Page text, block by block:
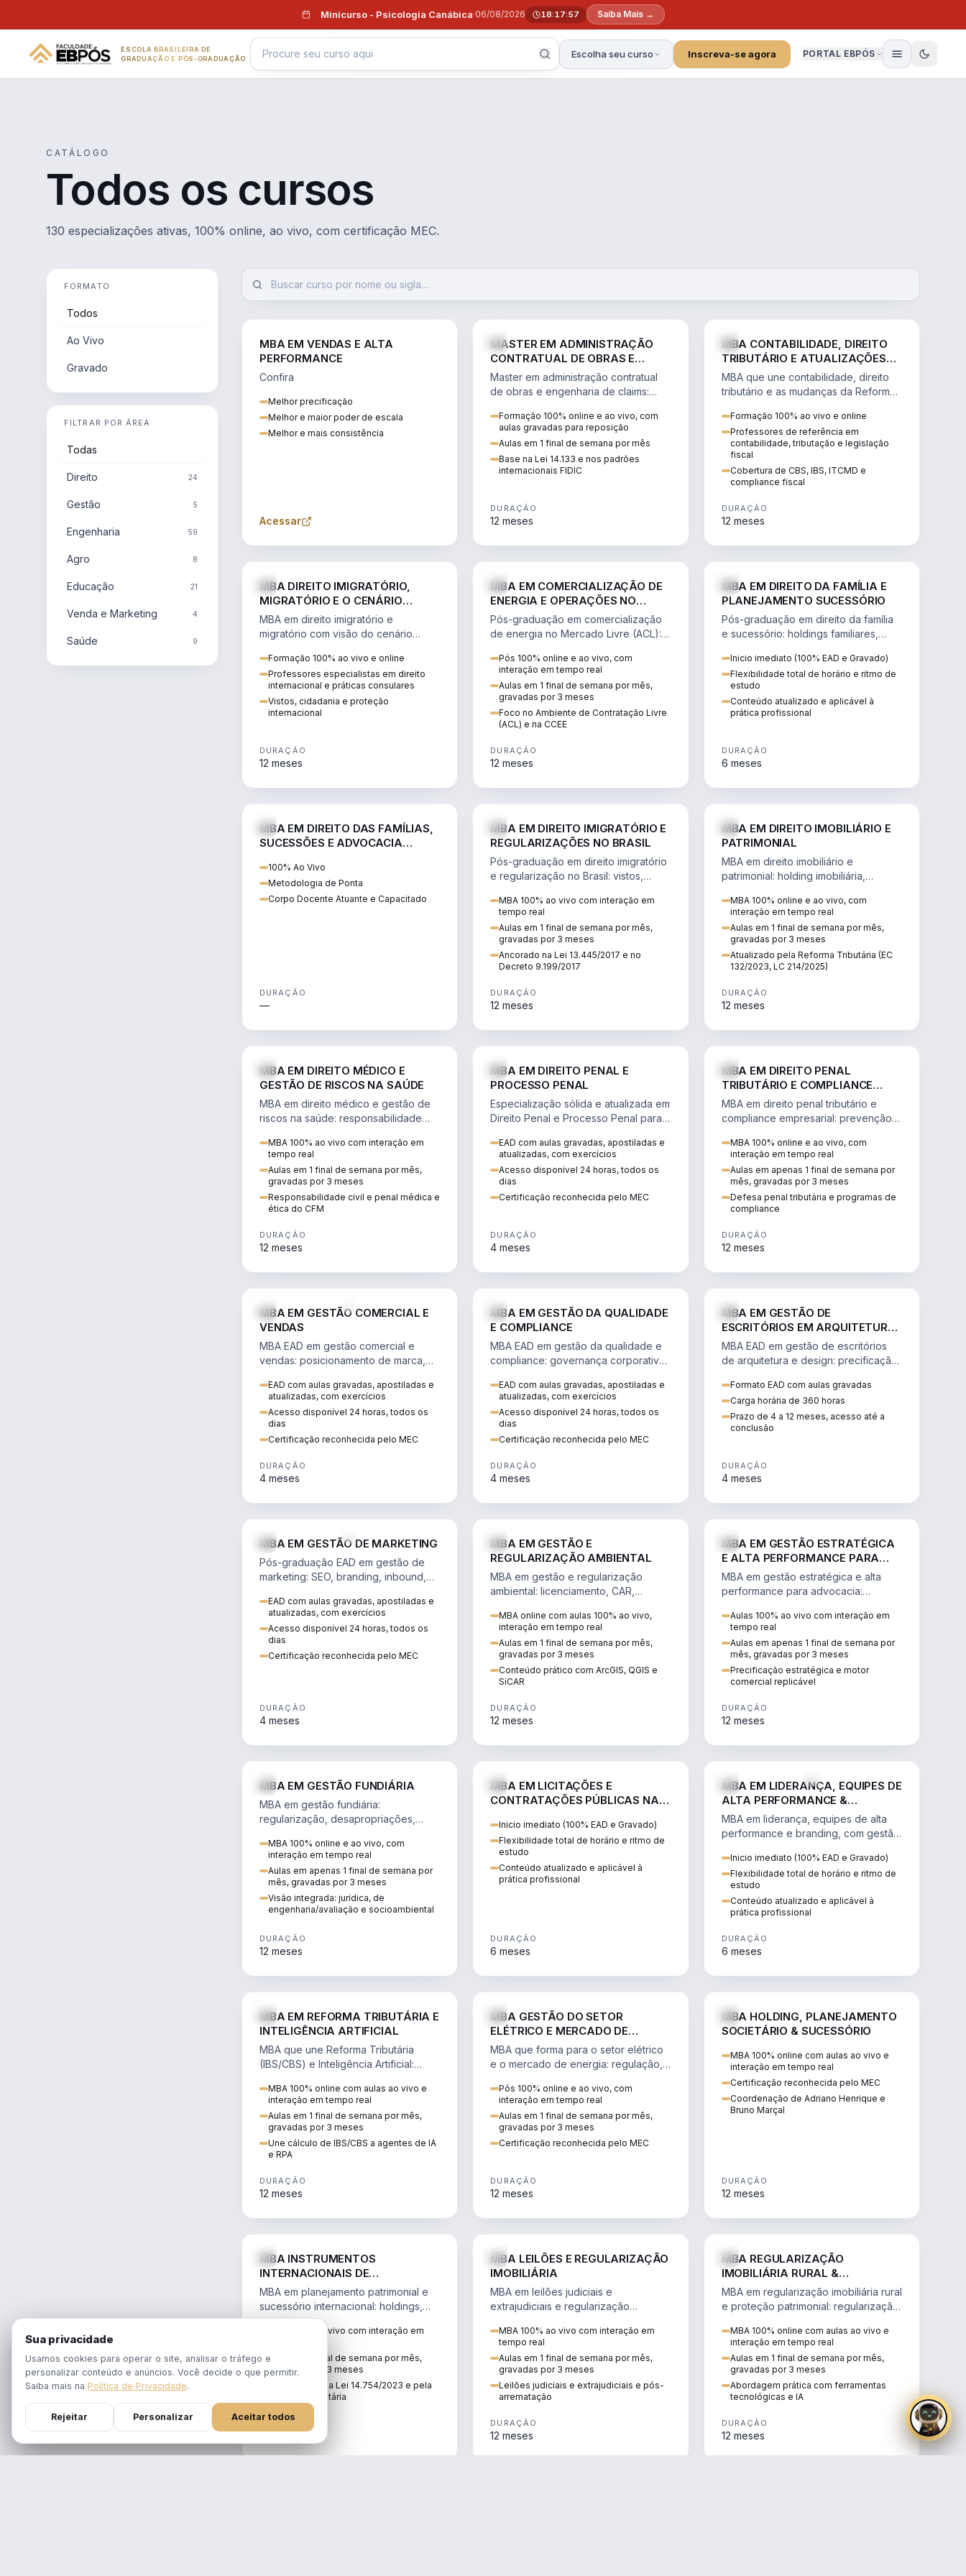
Minicurso - Psicologia Canábica·06/08/2026 18:17:55 Saiba Mais →
ESCOLA BRASILEIRA DE
GRADUAÇÃO E PÓS-GRADUAÇÃO
Escolha seu curso Inscreva-se agora PORTAL EBPÓS
CATÁLOGO
Todos os cursos
130 especializações ativas, 100% online, ao vivo, com certificação MEC.
FORMATO
Todos
Ao Vivo
Gravado
FILTRAR POR ÁREA
Todas
Direito 24
Gestão 5
Engenharia 59
Agro 8
Educação 21
Venda e Marketing 4
Saúde 9
MBA EM VENDAS E ALTA
PERFORMANCE
Confira
Melhor precificação
Melhor e maior poder de escala
Melhor e mais consistência
Acessar
MASTER EM ADMINISTRAÇÃO
CONTRATUAL DE OBRAS E
ENGENHARIA DE CLAIMS
Master em administração contratual
de obras e engenharia de claims:
pleitos, delay analysis e FIDIC.
Formação 100% online e ao vivo, com
aulas gravadas para reposição
Aulas em 1 final de semana por mês
Base na Lei 14.133 e nos padrões
internacionais FIDIC
DURAÇÃO
12 meses
MBA CONTABILIDADE, DIREITO
TRIBUTÁRIO E ATUALIZAÇÕES
DA REFORMA TRIBUTÁRIA
MBA que une contabilidade, direito
tributário e as mudanças da Reforma
estratégica no novo cenário.
Formação 100% ao vivo e online
Professores de referência em
contabilidade, tributação e legislação
fiscal
Cobertura de CBS, IBS, ITCMD e
compliance fiscal
DURAÇÃO
12 meses
MBA DIREITO IMIGRATÓRIO,
MIGRATÓRIO E O CENÁRIO
INTERNACIONAL
MBA em direito imigratório e
migratório com visão do cenário
regularização e consultoria
transnacional.
Formação 100% ao vivo e online
Professores especialistas em direito
internacional e práticas consulares
Vistos, cidadania e proteção
internacional
DURAÇÃO
12 meses
MBA EM COMERCIALIZAÇÃO DE
ENERGIA E OPERAÇÕES NO
MERCADO LIVRE
Pós-graduação em comercialização
de energia no Mercado Livre (ACL):
risco e migração de clientes.
Pós 100% online e ao vivo, com
interação em tempo real
Aulas em 1 final de semana por mês,
gravadas por 3 meses
Foco no Ambiente de Contratação Livre
(ACL) e na CCEE
DURAÇÃO
12 meses
MBA EM DIREITO DA FAMÍLIA E
PLANEJAMENTO SUCESSÓRIO
Pós-graduação em direito da família
e sucessório: holdings familiares,
tributação da sucessão.
Inicio imediato (100% EAD e Gravado)
Flexibilidade total de horário e ritmo de
estudo
Conteúdo atualizado e aplicável à
prática profissional
DURAÇÃO
6 meses
MBA EM DIREITO DAS FAMÍLIAS,
SUCESSÕES E ADVOCACIA
100% Ao Vivo
Metodologia de Ponta
Corpo Docente Atuante e Capacitado
DURAÇÃO
—
MBA EM DIREITO IMIGRATÓRIO E
REGULARIZAÇÕES NO BRASIL
Pós-graduação em direito imigratório
e regularização no Brasil: vistos,
tributação do imigrante.
MBA 100% ao vivo com interação em
tempo real
Aulas em 1 final de semana por mês,
gravadas por 3 meses
Ancorado na Lei 13.445/2017 e no
Decreto 9.199/2017
DURAÇÃO
12 meses
MBA EM DIREITO IMOBILIÁRIO E
PATRIMONIAL
MBA em direito imobiliário e
patrimonial: holding imobiliária,
contratos e impactos da Reforma
Tributária.
MBA 100% online e ao vivo, com
interação em tempo real
Aulas em 1 final de semana por mês,
gravadas por 3 meses
Atualizado pela Reforma Tributária (EC
132/2023, LC 214/2025)
DURAÇÃO
12 meses
MBA EM DIREITO MÉDICO E
GESTÃO DE RISCOS NA SAÚDE
MBA em direito médico e gestão de
riscos na saúde: responsabilidade
judicialização e planejamento
patrimonial.
MBA 100% ao vivo com interação em
tempo real
Aulas em 1 final de semana por mês,
gravadas por 3 meses
Responsabilidade civil e penal médica e
ética do CFM
DURAÇÃO
12 meses
MBA EM DIREITO PENAL E
PROCESSO PENAL
Especialização sólida e atualizada em
Direito Penal e Processo Penal para a
jurídicos.
EAD com aulas gravadas, apostiladas e
atualizadas, com exercícios
Acesso disponível 24 horas, todos os
dias
Certificação reconhecida pelo MEC
DURAÇÃO
4 meses
MBA EM DIREITO PENAL
TRIBUTÁRIO E COMPLIANCE
EMPRESARIAL
MBA em direito penal tributário e
compliance empresarial: prevenção à
tributários e auditoria.
MBA 100% online e ao vivo, com
interação em tempo real
Aulas em apenas 1 final de semana por
mês, gravadas por 3 meses
Defesa penal tributária e programas de
compliance
DURAÇÃO
12 meses
MBA EM GESTÃO COMERCIAL E
VENDAS
MBA EAD em gestão comercial e
vendas: posicionamento de marca,
comportamento do consumidor na
era digital.
EAD com aulas gravadas, apostiladas e
atualizadas, com exercícios
Acesso disponível 24 horas, todos os
dias
Certificação reconhecida pelo MEC
DURAÇÃO
4 meses
MBA EM GESTÃO DA QUALIDADE
E COMPLIANCE
MBA EAD em gestão da qualidade e
compliance: governança corporativa,
contínua e IA aplicada a processos.
EAD com aulas gravadas, apostiladas e
atualizadas, com exercícios
Acesso disponível 24 horas, todos os
dias
Certificação reconhecida pelo MEC
DURAÇÃO
4 meses
MBA EM GESTÃO DE
ESCRITÓRIOS EM ARQUITETURA
E DESIGN
MBA EAD em gestão de escritórios
de arquitetura e design: precificação,
gestão de equipes criativas.
Formato EAD com aulas gravadas
Carga horária de 360 horas
Prazo de 4 a 12 meses, acesso até a
conclusão
DURAÇÃO
4 meses
MBA EM GESTÃO DE MARKETING
Pós-graduação EAD em gestão de
marketing: SEO, branding, inbound,
decisões orientadas por dados.
EAD com aulas gravadas, apostiladas e
atualizadas, com exercícios
Acesso disponível 24 horas, todos os
dias
Certificação reconhecida pelo MEC
DURAÇÃO
4 meses
MBA EM GESTÃO E
REGULARIZAÇÃO AMBIENTAL
MBA em gestão e regularização
ambiental: licenciamento, CAR,
perícia ambiental com ArcGIS, QGIS e
SiCAR.
MBA online com aulas 100% ao vivo,
interação em tempo real
Aulas em 1 final de semana por mês,
gravadas por 3 meses
Conteúdo prático com ArcGIS, QGIS e
SiCAR
DURAÇÃO
12 meses
MBA EM GESTÃO ESTRATÉGICA
E ALTA PERFORMANCE PARA
ADVOCACIA
MBA em gestão estratégica e alta
performance para advocacia:
escalável, lucrativo e bem
precificado.
Aulas 100% ao vivo com interação em
tempo real
Aulas em apenas 1 final de semana por
mês, gravadas por 3 meses
Precificação estratégica e motor
comercial replicável
DURAÇÃO
12 meses
MBA EM GESTÃO FUNDIÁRIA
MBA em gestão fundiária:
regularização, desapropriações,
ambiental em projetos de
infraestrutura.
MBA 100% online e ao vivo, com
interação em tempo real
Aulas em apenas 1 final de semana por
mês, gravadas por 3 meses
Visão integrada: jurídica, de
engenharia/avaliação e socioambiental
DURAÇÃO
12 meses
MBA EM LICITAÇÕES E
CONTRATAÇÕES PÚBLICAS NA
Inicio imediato (100% EAD e Gravado)
Flexibilidade total de horário e ritmo de
estudo
Conteúdo atualizado e aplicável à
prática profissional
DURAÇÃO
6 meses
MBA EM LIDERANÇA, EQUIPES DE
ALTA PERFORMANCE &
BRANDING
MBA em liderança, equipes de alta
performance e branding, com gestão
e comunicação persuasiva.
Inicio imediato (100% EAD e Gravado)
Flexibilidade total de horário e ritmo de
estudo
Conteúdo atualizado e aplicável à
prática profissional
DURAÇÃO
6 meses
MBA EM REFORMA TRIBUTÁRIA E
INTELIGÊNCIA ARTIFICIAL
MBA que une Reforma Tributária
(IBS/CBS) e Inteligência Artificial:
RPA e automação da rotina fiscal.
MBA 100% online com aulas ao vivo e
interação em tempo real
Aulas em 1 final de semana por mês,
gravadas por 3 meses
Une cálculo de IBS/CBS a agentes de IA
e RPA
DURAÇÃO
12 meses
MBA GESTÃO DO SETOR
ELÉTRICO E MERCADO DE
ENERGIA
MBA que forma para o setor elétrico
e o mercado de energia: regulação,
transmissão e revisão tarifária.
Pós 100% online e ao vivo, com
interação em tempo real
Aulas em 1 final de semana por mês,
gravadas por 3 meses
Certificação reconhecida pelo MEC
DURAÇÃO
12 meses
MBA HOLDING, PLANEJAMENTO
SOCIETÁRIO & SUCESSÓRIO
MBA 100% online com aulas ao vivo e
interação em tempo real
Certificação reconhecida pelo MEC
Coordenação de Adriano Henrique e
Bruno Marçal
DURAÇÃO
12 meses
MBA INSTRUMENTOS
INTERNACIONAIS DE
PLANEJAMENTO PATRIMONIAL &
SUCESSÓRIO
MBA em planejamento patrimonial e
sucessório internacional: holdings,
trusts e offshore sob a Lei
14.754/2023 e a Reforma Tributária.
MBA 100% ao vivo com interação em
Aulas em 1 final de semana por mês,
gravadas por 3 meses
Atualizado pela Lei 14.754/2023 e pela
Reforma Tributária
DURAÇÃO
12 meses
MBA LEILÕES E REGULARIZAÇÃO
IMOBILIÁRIA
MBA em leilões judiciais e
extrajudiciais e regularização
alienação fiduciária e pós-
arrematação.
MBA 100% ao vivo com interação em
tempo real
Aulas em 1 final de semana por mês,
gravadas por 3 meses
Leilões judiciais e extrajudiciais e pós-
arrematação
DURAÇÃO
12 meses
MBA REGULARIZAÇÃO
IMOBILIÁRIA RURAL &
PROTEÇÃO PATRIMONIAL
MBA em regularização imobiliária rural
e proteção patrimonial: regularização
rural.
MBA 100% online com aulas ao vivo e
interação em tempo real
Aulas em 1 final de semana por mês,
gravadas por 3 meses
Abordagem prática com ferramentas
tecnológicas e IA
DURAÇÃO
12 meses
Sua privacidade
Usamos cookies para operar o site, analisar o tráfego e
personalizar conteúdo e anúncios. Você decide o que permitir.
Saiba mais na Política de Privacidade.
Rejeitar Personalizar Aceitar todos